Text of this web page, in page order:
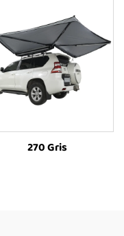
270 Gris